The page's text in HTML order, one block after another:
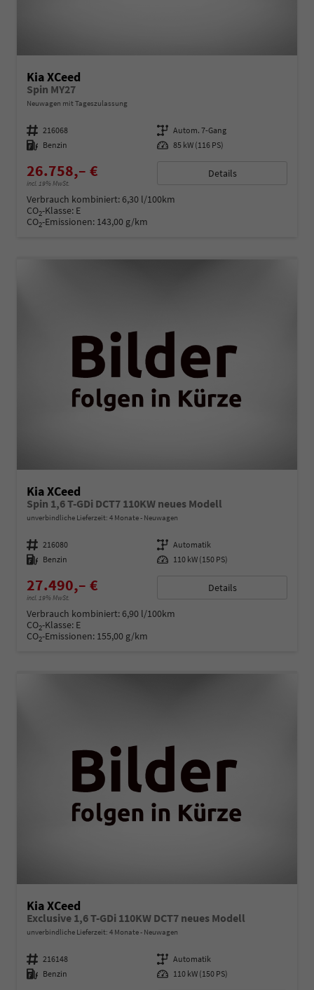
Kia XCeed
Spin MY27
Neuwagen mit Tageszulassung
Fahrzeugnummer 216068 Getriebe Autom. 7-Gang
Kraftstoff Benzin Leistung 85 kW (116 PS)
26.758,– €
incl. 19% MwSt.
Details
Verbrauch kombiniert:6,30 l/100km
CO2-Klasse: E
CO2-Emissionen: 143,00 g/km
Kia XCeed
Spin 1,6 T-GDi DCT7 110KW neues Modell
unverbindliche Lieferzeit: 4 Monate Neuwagen
Fahrzeugnummer 216080 Getriebe Automatik
Kraftstoff Benzin Leistung 110 kW (150 PS)
27.490,– €
incl. 19% MwSt.
Details
Verbrauch kombiniert:6,90 l/100km
CO2-Klasse: E
CO2-Emissionen: 155,00 g/km
Kia XCeed
Exclusive 1,6 T-GDi 110KW DCT7 neues Modell
unverbindliche Lieferzeit: 4 Monate Neuwagen
Fahrzeugnummer 216148 Getriebe Automatik
Kraftstoff Benzin Leistung 110 kW (150 PS)